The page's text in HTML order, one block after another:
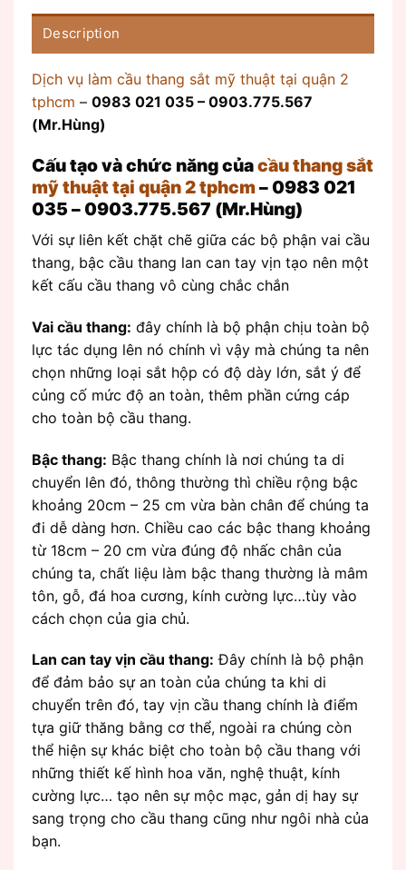
Description
Dịch vụ làm cầu thang sắt mỹ thuật tại quận 2
tphcm – 0983 021 035 – 0903.775.567
(Mr.Hùng)
Cấu tạo và chức năng củacầu thang sắt
mỹ thuật tại quận 2 tphcm– 0983 021
035 – 0903.775.567 (Mr.Hùng)
Với sự liên kết chặt chẽ giữa các bộ phận vai cầu
thang, bậc cầu thang lan can tay vịn tạo nên một
kết cấu cầu thang vô cùng chắc chắn
Vai cầu thang: đây chính là bộ phận chịu toàn bộ
lực tác dụng lên nó chính vì vậy mà chúng ta nên
chọn những loại sắt hộp có độ dày lớn, sắt ý để
củng cố mức độ an toàn, thêm phần cứng cáp
cho toàn bộ cầu thang.
Bậc thang: Bậc thang chính là nơi chúng ta di
chuyển lên đó, thông thường thì chiều rộng bậc
khoảng 20cm – 25 cm vừa bàn chân để chúng ta
đi dễ dàng hơn. Chiều cao các bậc thang khoảng
từ 18cm – 20 cm vừa đúng độ nhấc chân của
chúng ta, chất liệu làm bậc thang thường là mâm
tôn, gỗ, đá hoa cương, kính cường lực…tùy vào
cách chọn của gia chủ.
Lan can tay vịn cầu thang: Đây chính là bộ phận
để đảm bảo sự an toàn của chúng ta khi di
chuyển trên đó, tay vịn cầu thang chính là điểm
tựa giữ thăng bằng cơ thể, ngoài ra chúng còn
thể hiện sự khác biệt cho toàn bộ cầu thang với
những thiết kế hình hoa văn, nghệ thuật, kính
cường lực… tạo nên sự mộc mạc, gản dị hay sự
sang trọng cho cầu thang cũng như ngôi nhà của
bạn.